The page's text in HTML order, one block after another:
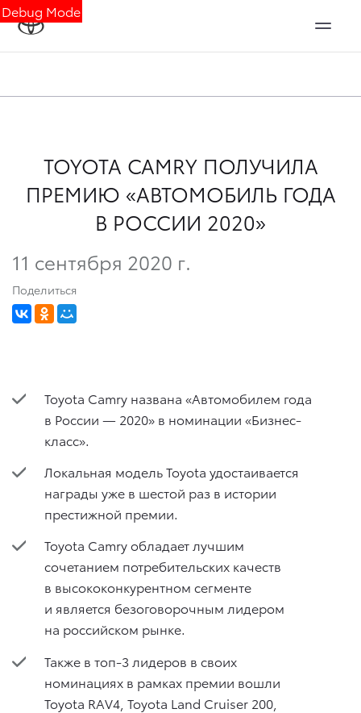
Debug Mode
TOYOTA CAMRY ПОЛУЧИЛА
ПРЕМИЮ «АВТОМОБИЛЬ ГОДА
В РОССИИ 2020»
11 сентября 2020 г.
Поделиться
Toyota Camry названа «Автомобилем года
в России — 2020» в номинации «Бизнес-
класс».
Локальная модель Toyota удостаивается
награды уже в шестой раз в истории
престижной премии.
Toyota Camry обладает лучшим
сочетанием потребительских качеств
в высококонкурентном сегменте
и является безоговорочным лидером
на российском рынке.
Также в топ-3 лидеров в своих
номинациях в рамках премии вошли
Toyota RAV4, Toyota Land Cruiser 200,